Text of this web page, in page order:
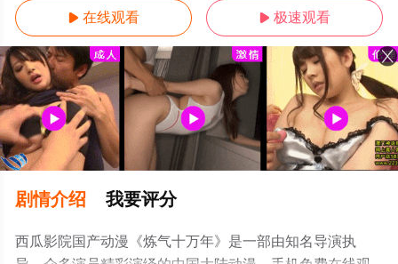
 在线观看  极速观看
剧情介绍 我要评分
西瓜影院国产动漫《炼气十万年》是一部由知名导演执